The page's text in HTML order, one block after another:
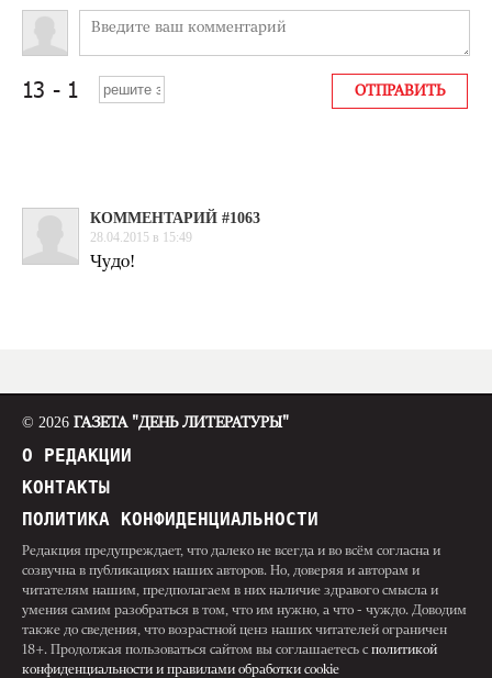
КОММЕНТАРИЙ #1063
28.04.2015 в 15:49
Чудо!
© 2026 ГАЗЕТА "ДЕНЬ ЛИТЕРАТУРЫ"
О РЕДАКЦИИ
КОНТАКТЫ
ПОЛИТИКА КОНФИДЕНЦИАЛЬНОСТИ
Редакция предупреждает, что далеко не всегда и во всём согласна и
созвучна в публикациях наших авторов. Но, доверяя и авторам и
читателям нашим, предполагаем в них наличие здравого смысла и
умения самим разобраться в том, что им нужно, а что - чуждо. Доводим
также до сведения, что возрастной ценз наших читателей ограничен
18+. Продолжая пользоваться сайтом вы соглашаетесь с политикой
конфиденциальности и правилами обработки cookie